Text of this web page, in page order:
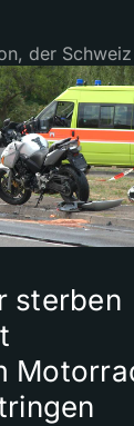
der
sterben